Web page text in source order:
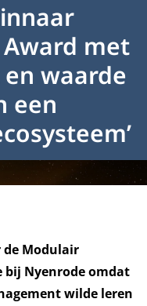
met
en waarde
een
de Modulair
bij Nyenrode omdat
wilde leren